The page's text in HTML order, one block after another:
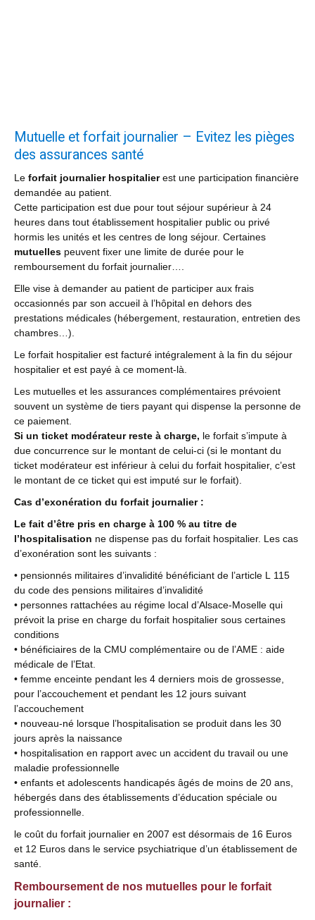
Mutuelle et forfait journalier – Evitez les pièges
des assurances santé
Le forfait journalier hospitalierest une participation financière
demandée au patient.
Cette participation est due pour tout séjour supérieur à 24
heures dans tout établissement hospitalier public ou privé
hormis les unités et les centres de long séjour. Certaines
mutuelles peuvent fixer une limite de durée pour le
remboursement du forfait journalier….
Elle vise à demander au patient de participer aux frais
occasionnés par son accueil à l’hôpital en dehors des
prestations médicales (hébergement, restauration, entretien des
chambres…).
Le forfait hospitalier est facturé intégralement à la fin du séjour
hospitalier et est payé à ce moment-là.
Les mutuelles et les assurances complémentaires prévoient
souvent un système de tiers payant qui dispense la personne de
ce paiement.
Si un ticket modérateur reste à charge, le forfait s’impute à
due concurrence sur le montant de celui-ci (si le montant du
ticket modérateur est inférieur à celui du forfait hospitalier, c’est
le montant de ce ticket qui est imputé sur le forfait).
Cas d’exonération du forfait journalier :
Le fait d’être pris en charge à 100 % au titre de
l’hospitalisation ne dispense pas du forfait hospitalier. Les cas
d’exonération sont les suivants :
• pensionnés militaires d’invalidité bénéficiant de l’article L 115
du code des pensions militaires d’invalidité
• personnes rattachées au régime local d’Alsace-Moselle qui
prévoit la prise en charge du forfait hospitalier sous certaines
conditions
• bénéficiaires de la CMU complémentaire ou de l’AME : aide
médicale de l’Etat.
• femme enceinte pendant les 4 derniers mois de grossesse,
pour l’accouchement et pendant les 12 jours suivant
l’accouchement
• nouveau-né lorsque l’hospitalisation se produit dans les 30
jours après la naissance
• hospitalisation en rapport avec un accident du travail ou une
maladie professionnelle
• enfants et adolescents handicapés âgés de moins de 20 ans,
hébergés dans des établissements d’éducation spéciale ou
professionnelle.
le coût du forfait journalier en 2007 est désormais de 16 Euros
et 12 Euros dans le service psychiatrique d’un établissement de
santé.
Remboursement de nos mutuelles pour le forfait
journalier :